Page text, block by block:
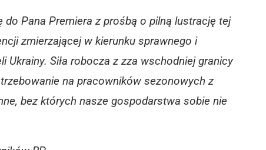
Pana Premiera z prośbą o pilną lustrację tej
zmierzającej w kierunku sprawnego i
Ukrainy. Siła robocza z zza wschodniej granicy
na pracowników sezonowych z
bez których nasze gospodarstwa sobie nie